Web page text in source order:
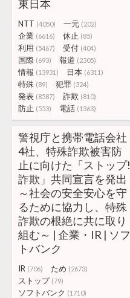
東日本
NTT (4050) 一元 (202)
企業 (6616) 休止 (85)
利用 (5467) 受付 (404)
国際 (693) 報道 (2305)
情報 (13931) 日本 (6311)
特殊 (89) 犯罪 (324)
発表 (8587) 詐欺 (810)
防止 (553) 電話 (1363)
警視庁と携帯電話会社
4社、特殊詐欺被害防
止に向けた「ストップ!
詐欺」共同宣言を発出
～社会の安全安心を守
るために協力し、特殊
詐欺の根絶に共に取り
組む～ | 企業・IR | ソフ
トバンク
IR (706) ため (2673)
ストップ (79)
ソフトバンク (1710)